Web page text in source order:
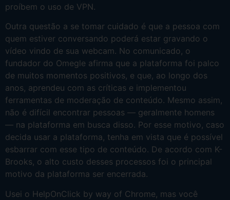
proíbem o uso de VPN.
Outra questão a se tomar cuidado é que a pessoa com
quem estiver conversando poderá estar gravando o
vídeo vindo de sua webcam. No comunicado, o
fundador do Omegle afirma que a plataforma foi palco
de muitos momentos positivos, e que, ao longo dos
anos, aprendeu com as críticas e implementou
ferramentas de moderação de conteúdo. Mesmo assim,
não é difícil encontrar pessoas — geralmente homens
— na plataforma em busca disso. Por esse motivo, caso
decida usar a plataforma, tenha em vista que é possível
esbarrar com esse tipo de conteúdo. De acordo com K-
Brooks, o alto custo desses processos foi o principal
motivo da plataforma ser encerrada.
Usei o HelpOnClick by way of Chrome, mas você